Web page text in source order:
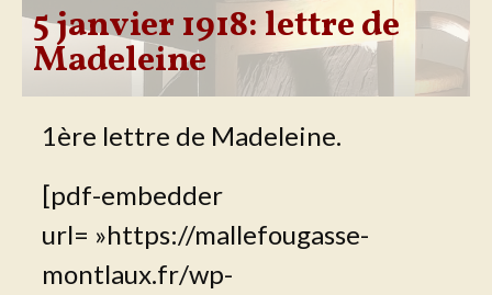
5 janvier 1918: lettre de
Madeleine
1ère lettre de Madeleine.
[pdf-embedder
url= »https://mallefougasse-
montlaux.fr/wp-